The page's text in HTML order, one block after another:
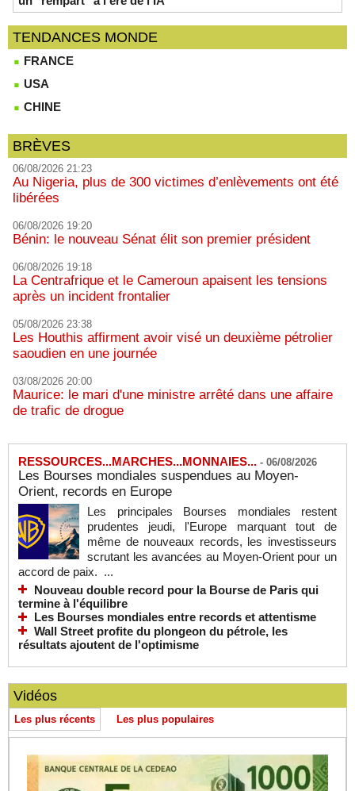
TENDANCES MONDE
FRANCE
USA
CHINE
BRÈVES
06/08/2026 21:23
Au Nigeria, plus de 300 victimes d’enlèvements ont été
libérées
06/08/2026 19:20
Bénin: le nouveau Sénat élit son premier président
06/08/2026 19:18
La Centrafrique et le Cameroun apaisent les tensions
après un incident frontalier
05/08/2026 23:38
Les Houthis affirment avoir visé un deuxième pétrolier
saoudien en une journée
03/08/2026 20:00
Maurice: le mari d'une ministre arrêté dans une affaire
de trafic de drogue
RESSOURCES...MARCHES...MONNAIES... - 06/08/2026
Les Bourses mondiales suspendues au Moyen-
Orient, records en Europe
Les principales Bourses mondiales restent
prudentes jeudi, l'Europe marquant tout de
même de nouveaux records, les investisseurs
scrutant les avancées au Moyen-Orient pour un
accord de paix. ...
Nouveau double record pour la Bourse de Paris qui
termine à l'équilibre
Les Bourses mondiales entre records et attentisme
Wall Street profite du plongeon du pétrole, les
résultats ajoutent de l'optimisme
Vidéos
Les plus récents Les plus populaires